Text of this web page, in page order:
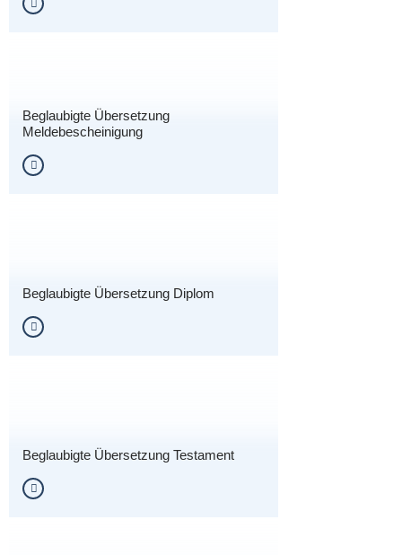
Beglaubigte Übersetzung
Meldebescheinigung
Beglaubigte Übersetzung Diplom
Beglaubigte Übersetzung Testament